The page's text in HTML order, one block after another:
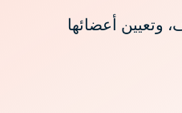
لجنة شرعية للمصرف، وتعيين أعضائها